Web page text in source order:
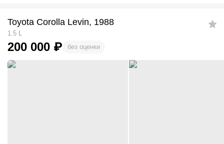
Toyota Corolla Levin, 1988
1.5 L
200 000 ₽ без оценки